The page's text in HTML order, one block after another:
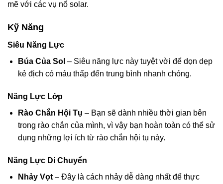
mẽ với các vụ nổ solar.
Kỹ Năng
Siêu Năng Lực
Búa Của Sol – Siêu năng lực này tuyệt vời để dọn dẹp
kẻ địch có máu thấp đến trung bình nhanh chóng.
Năng Lực Lớp
Rào Chắn Hội Tụ – Bạn sẽ dành nhiều thời gian bên
trong rào chắn của mình, vì vậy bạn hoàn toàn có thể sử
dụng những lợi ích từ rào chắn hội tụ này.
Năng Lực Di Chuyển
Nhảy Vọt– Đây là cách nhảy dễ dàng nhất để thực